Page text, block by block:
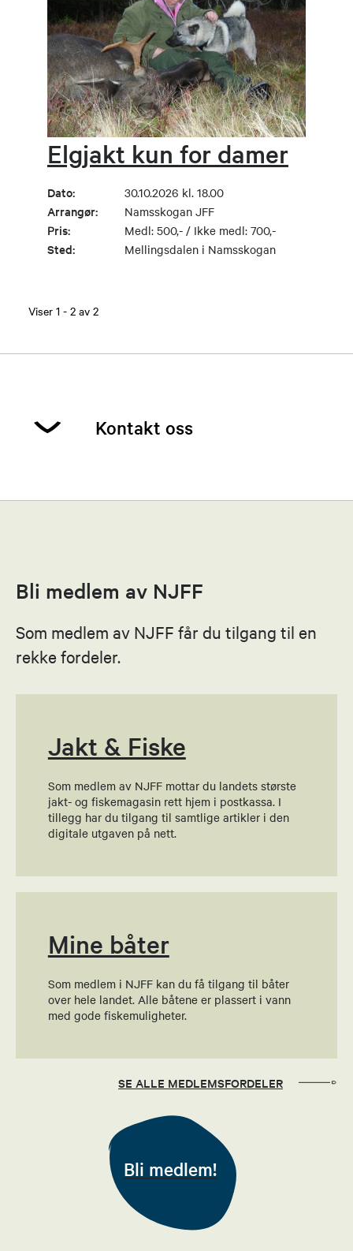
Elgjakt kun for damer
Dato: 30.10.2026 kl. 18.00
Arrangør: Namsskogan JFF
Pris: Medl: 500,- / Ikke medl: 700,-
Sted: Mellingsdalen i Namsskogan
Viser 1 - 2 av 2
Kontakt oss
Send epost
Heidi Brekkvassmo
Send epost
Jarle Fløan
Økonomiansvarlig
Send epost
Stig Hellem
92821964
Send epost
Jogeir Bjørhusdal
Laura Marie Kvendset
Bli medlem av NJFF
Som medlem av NJFF får du tilgang til en
rekke fordeler.
Jakt & Fiske
Som medlem av NJFF mottar du landets største
jakt- og fiskemagasin rett hjem i postkassa. I
tillegg har du tilgang til samtlige artikler i den
digitale utgaven på nett.
Mine båter
Som medlem i NJFF kan du få tilgang til båter
over hele landet. Alle båtene er plassert i vann
med gode fiskemuligheter.
SE ALLE MEDLEMSFORDELER
Bli medlem!